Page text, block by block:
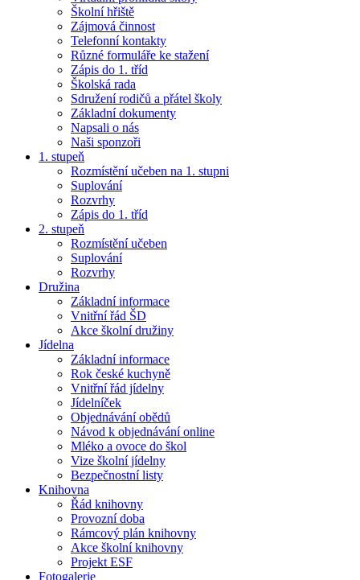
Školní hřiště
Zájmová činnost
Telefonní kontakty
Různé formuláře ke stažení
Zápis do 1. tříd
Školská rada
Sdružení rodičů a přátel školy
Základní dokumenty
Napsali o nás
Naši sponzoři
1. stupeň
Rozmístění učeben na 1. stupni
Suplování
Rozvrhy
Zápis do 1. tříd
2. stupeň
Rozmístění učeben
Suplování
Rozvrhy
Družina
Základní informace
Vnitřní řád ŠD
Akce školní družiny
Jídelna
Základní informace
Rok české kuchyně
Vnitřní řád jídelny
Jídelníček
Objednávání obědů
Návod k objednávání online
Mléko a ovoce do škol
Vize školní jídelny
Bezpečnostní listy
Knihovna
Řád knihovny
Provozní doba
Rámcový plán knihovny
Akce školní knihovny
Projekt ESF
Fotogalerie